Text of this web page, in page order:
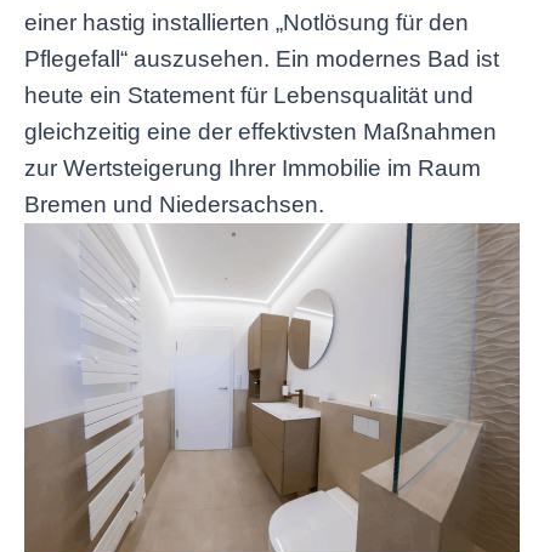
einer hastig installierten „Notlösung für den
Pflegefall“ auszusehen. Ein modernes Bad ist
heute ein Statement für Lebensqualität und
gleichzeitig eine der effektivsten Maßnahmen
zur Wertsteigerung Ihrer Immobilie im Raum
Bremen und Niedersachsen.